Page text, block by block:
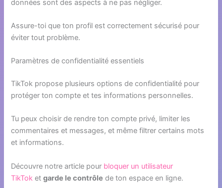
données sont des aspects à ne pas négliger.
Assure-toi que ton profil est correctement sécurisé pour
éviter tout problème.
Paramètres de confidentialité essentiels
TikTok propose plusieurs options de confidentialité pour
protéger ton compte et tes informations personnelles.
Tu peux choisir de rendre ton compte privé, limiter les
commentaires et messages, et même filtrer certains mots
et informations.
Découvre notre article pour bloquer un utilisateur
TikTok etgarde le contrôle de ton espace en ligne.